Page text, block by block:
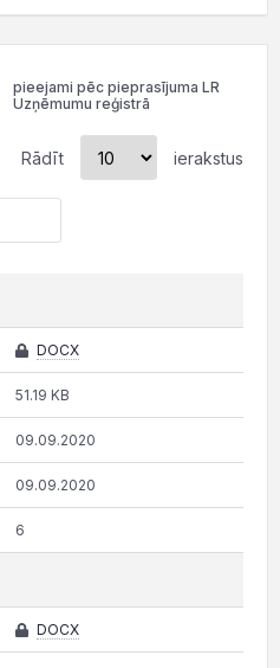
pieejami pēc pieprasījuma LR
Uzņēmumu reģistrā
Rādīt ierakstus
DOCX
51.19 KB
09.09.2020
09.09.2020
6
DOCX